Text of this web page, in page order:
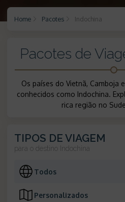
Home Pacotes Indochina
Pacotes de
Os países do Vietnã, Camboja
conhecidos como Indochina.
rica região no
TIPOS DE VIAGEM
para o destino Indochina
Todos
Personalizados